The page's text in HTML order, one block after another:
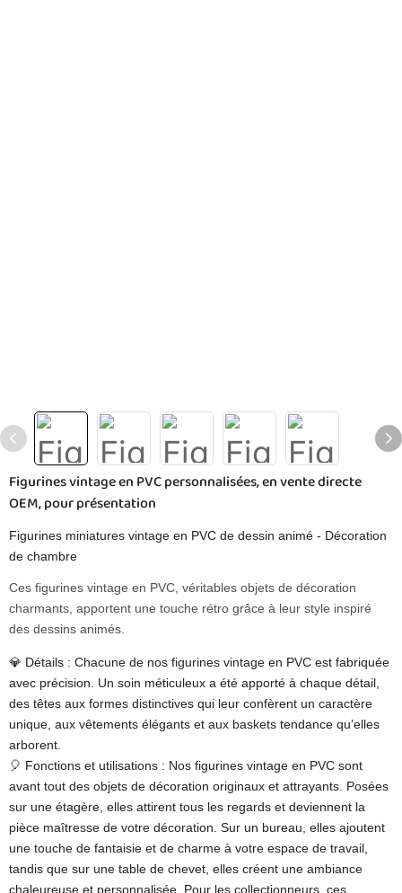
Figurines vintage en PVC personnalisées, en vente directe
OEM, pour présentation
Figurines miniatures vintage en PVC de dessin animé - Décoration
de chambre
Ces figurines vintage en PVC, véritables objets de décoration
charmants, apportent une touche rétro grâce à leur style inspiré
des dessins animés.
💎 Détails : Chacune de nos figurines vintage en PVC est fabriquée
avec précision. Un soin méticuleux a été apporté à chaque détail,
des têtes aux formes distinctives qui leur confèrent un caractère
unique, aux vêtements élégants et aux baskets tendance qu’elles
arborent.
🎈 Fonctions et utilisations : Nos figurines vintage en PVC sont
avant tout des objets de décoration originaux et attrayants. Posées
sur une étagère, elles attirent tous les regards et deviennent la
pièce maîtresse de votre décoration. Sur un bureau, elles ajoutent
une touche de fantaisie et de charme à votre espace de travail,
tandis que sur une table de chevet, elles créent une ambiance
chaleureuse et personnalisée. Pour les collectionneurs, ces